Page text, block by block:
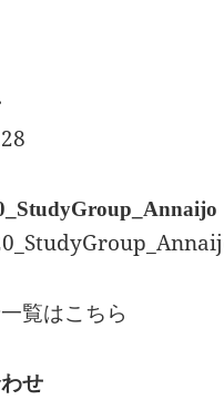
覧はこちら
せ